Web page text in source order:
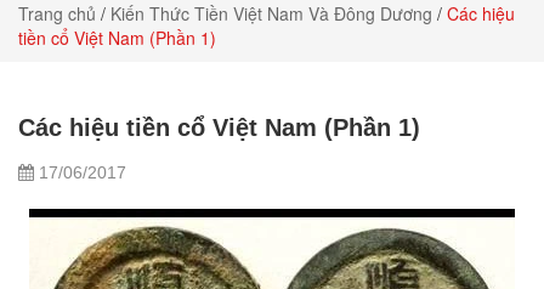
Trang chủ / Kiến Thức Tiền Việt Nam Và Đông Dương / Các hiệu
tiền cổ Việt Nam (Phần 1)
Các hiệu tiền cổ Việt Nam (Phần 1)
17/06/2017